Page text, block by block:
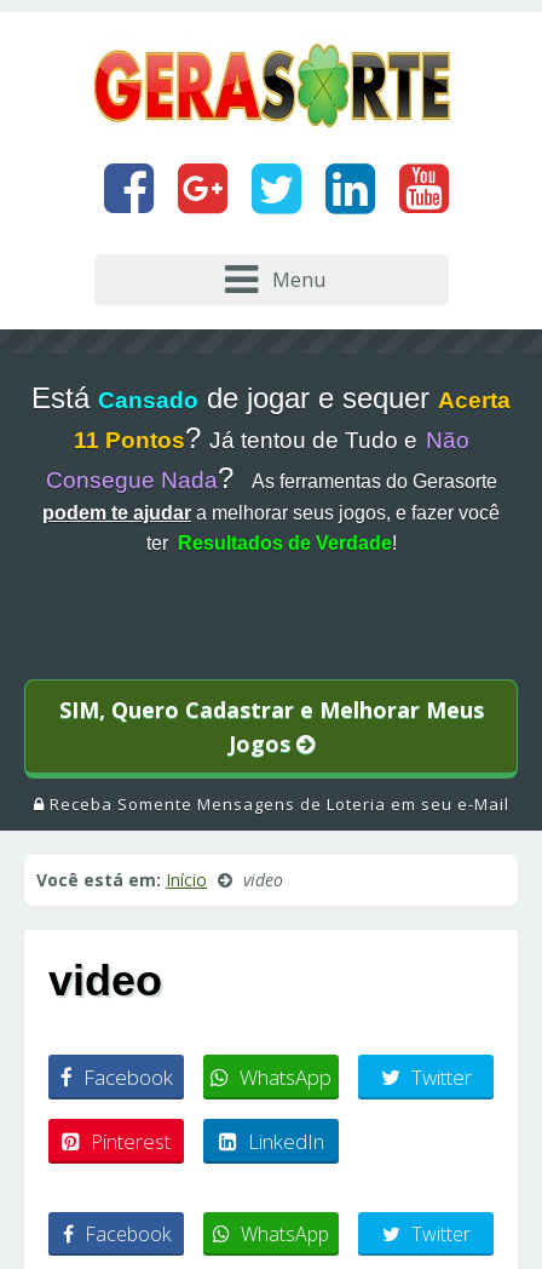
Menu
Está Cansado de jogar e sequer Acerta
11 Pontos? Já tentou de Tudo e Não
Consegue Nada?
As ferramentas do Gerasorte
podem te ajudar a melhorar seus jogos, e fazer você
ter
Resultados de Verdade!
SIM, Quero Cadastrar e Melhorar Meus
Jogos
Receba Somente Mensagens de Loteria em seu e-Mail
Você está em: Início video
video
Facebook WhatsApp Twitter
Pinterest LinkedIn
Facebook WhatsApp Twitter